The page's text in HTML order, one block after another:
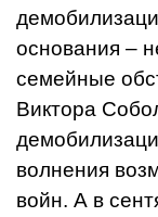
основания –
семейные
Виктора
волнения
войн. А в